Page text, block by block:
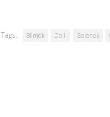
Tags: Bilmek Delil Gelenek